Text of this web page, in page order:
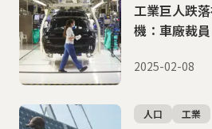
工業巨人跌
機：車廠裁
2025-02-08
人口 工業